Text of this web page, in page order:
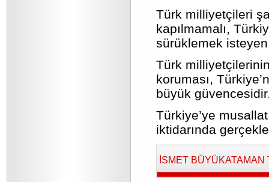
Türk milliyetçileri
kapılmamalı,
sürüklemek
Türk
koruması,
büyük
Türkiye’ye
iktidarında
İSMET BÜYÜKATAMAN